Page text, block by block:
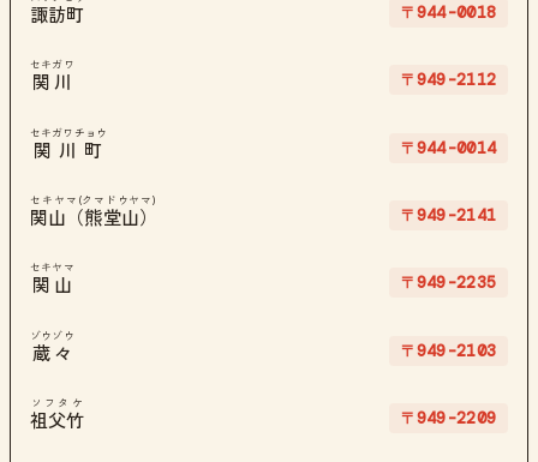
諏訪町 〒944-0018
関川
セキガワ
〒949-2112
関川町
セキガワチョウ
〒944-0014
関山（熊堂山）
セキヤマ(クマドウヤマ)
〒949-2141
関山
セキヤマ
〒949-2235
蔵々
ゾウゾウ
〒949-2103
祖父竹
ソフタケ
〒949-2209